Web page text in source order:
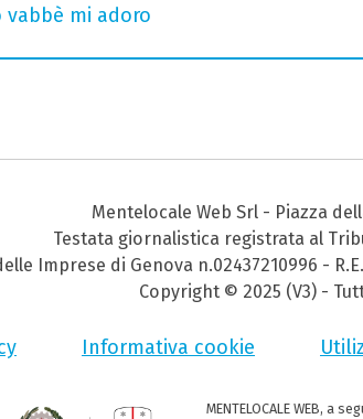
vabbè mi adoro
Mentelocale Web Srl - Piazza
Testata giornalistica registrata al
Imprese di Genova n.02437210996 -
Copyright © 2025 (V3) -
Informativa cookie
MENTELOCALE WEB, a